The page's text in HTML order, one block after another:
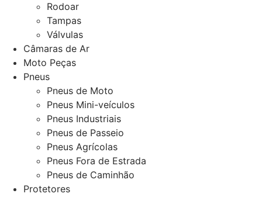
Rodoar
Tampas
Válvulas
Câmaras de Ar
Moto Peças
Pneus
Pneus de Moto
Pneus Mini-veículos
Pneus Industriais
Pneus de Passeio
Pneus Agrícolas
Pneus Fora de Estrada
Pneus de Caminhão
Protetores